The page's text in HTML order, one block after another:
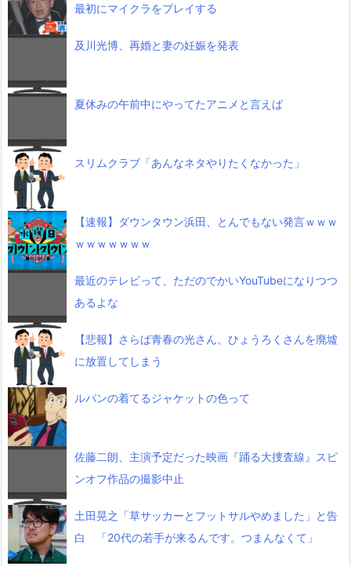
最初にマイクラをプレイする
及川光博、再婚と妻の妊娠を発表
夏休みの午前中にやってたアニメと言えば
スリムクラブ「あんなネタやりたくなかった」
【速報】ダウンタウン浜田、とんでもない発言ｗｗｗ
ｗｗｗｗｗｗｗ
最近のテレビって、ただのでかいYouTubeになりつつ
あるよな
【悲報】さらば青春の光さん、ひょうろくさんを廃墟
に放置してしまう
ルパンの着てるジャケットの色って
佐藤二朗、主演予定だった映画『踊る大捜査線』スピ
ンオフ作品の撮影中止
土田晃之「草サッカーとフットサルやめました」と告
白 「20代の若手が来るんです。つまんなくて」